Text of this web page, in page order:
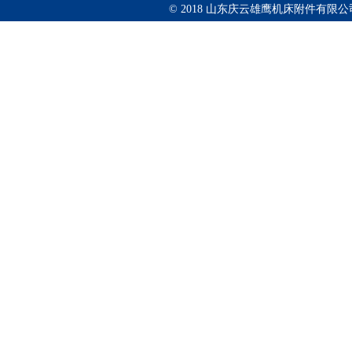
© 2018 山东庆云雄鹰机床附件有限